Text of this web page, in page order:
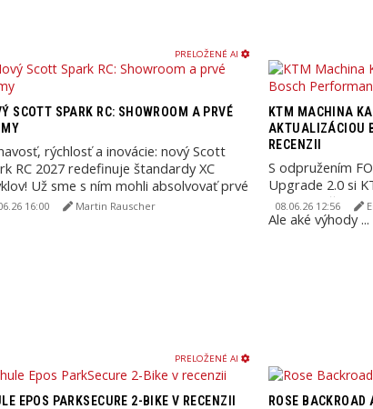
PRELOŽENÉ AI
SCOTT SPARK RC: SHOWROOM A PRVÉ
rýchlosť a inovácie: nový Scott
RC 2027 redefinuje štandardy XC
Už sme s ním mohli absolvovať prvé
16:00 Martin Rauscher
KTM MACHINA
AKTUALIZÁCIOU
RECENZII
S odpružením
Upgrade 2.0 si
Di2 pre mňa
Ale aké výhody ...
08.06.26 12:56
PRELOŽENÉ AI
EPOS PARKSECURE 2-BIKE V RECENZII ROSE BACKROAD